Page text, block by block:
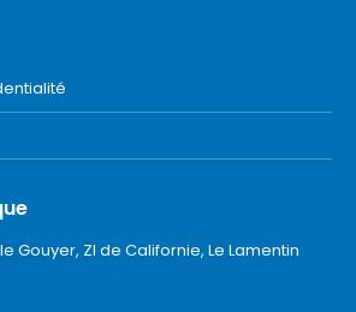
Gouyer, ZI de Californie, Le Lamentin